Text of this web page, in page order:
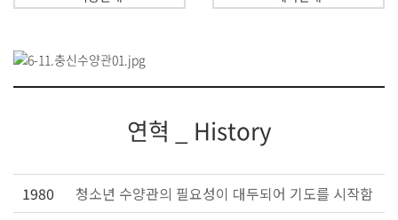
연혁 _ History
1980 청소년 수양관의 필요성이 대두되어 기도를 시작함